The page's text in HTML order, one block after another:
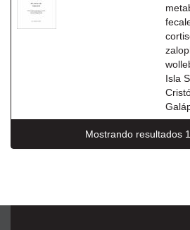
Isla
Mostrando resultados